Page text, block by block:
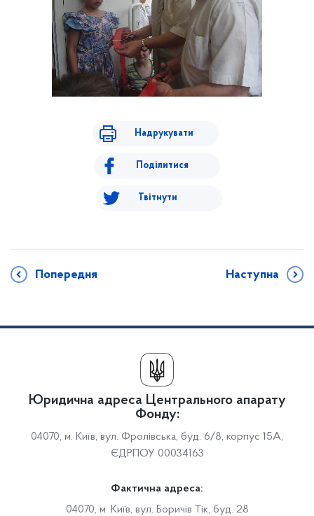
Надрукувати
Поділитися
Твітнути
Попередня Наступна
Юридична адреса Центрального апарату
Фонду:
04070, м. Київ, вул. Фролівська, буд. 6/8, корпус 15А,
ЄДРПОУ 00034163
Фактична адреса:
04070, м. Київ, вул. Боричів Тік, буд. 28